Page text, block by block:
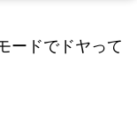
ードでドヤって